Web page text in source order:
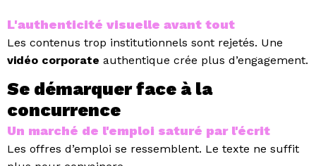
L'authenticité visuelle avant tout
Les contenus trop institutionnels sont rejetés. Une
vidéo corporate authentique crée plus d’engagement.
Se démarquer face à la
concurrence
Un marché de l'emploi saturé par l'écrit
Les offres d’emploi se ressemblent. Le texte ne suffit